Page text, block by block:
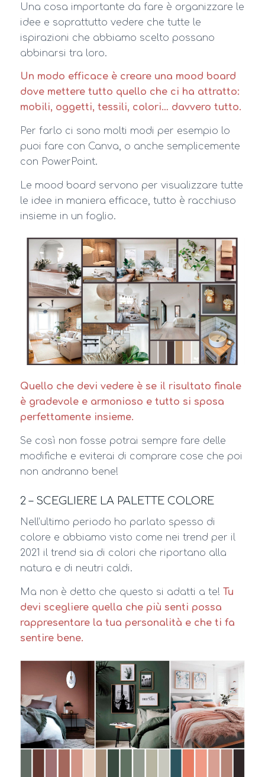
Una cosa importante da fare è organizzare le
idee e soprattutto vedere che tutte le
ispirazioni che abbiamo scelto possano
abbinarsi tra loro.
Un modo efficace è creare una mood board
dove mettere tutto quello che ci ha attratto:
mobili, oggetti, tessili, colori… davvero tutto.
Per farlo ci sono molti modi per esempio lo
puoi fare con Canva, o anche semplicemente
con PowerPoint.
Le mood board servono per visualizzare tutte
le idee in maniera efficace, tutto è racchiuso
insieme in un foglio.
Quello che devi vedere è se il risultato finale
è gradevole e armonioso e tutto si sposa
perfettamente insieme.
Se così non fosse potrai sempre fare delle
modifiche e eviterai di comprare cose che poi
non andranno bene!
2 – SCEGLIERE LA PALETTE COLORE
Nell’ultimo periodo ho parlato spesso di
colore e abbiamo visto come nei trend per il
2021 il trend sia di colori che riportano alla
natura e di neutri caldi.
Ma non è detto che questo si adatti a te! Tu
devi scegliere quella che più senti possa
rappresentare la tua personalità e che ti fa
sentire bene.